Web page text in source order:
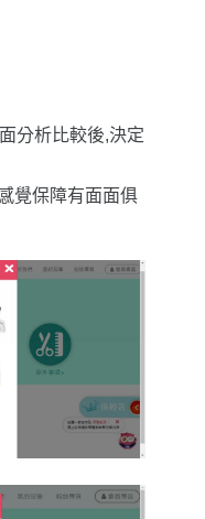
分析比較後,決定
覺保障有面面俱